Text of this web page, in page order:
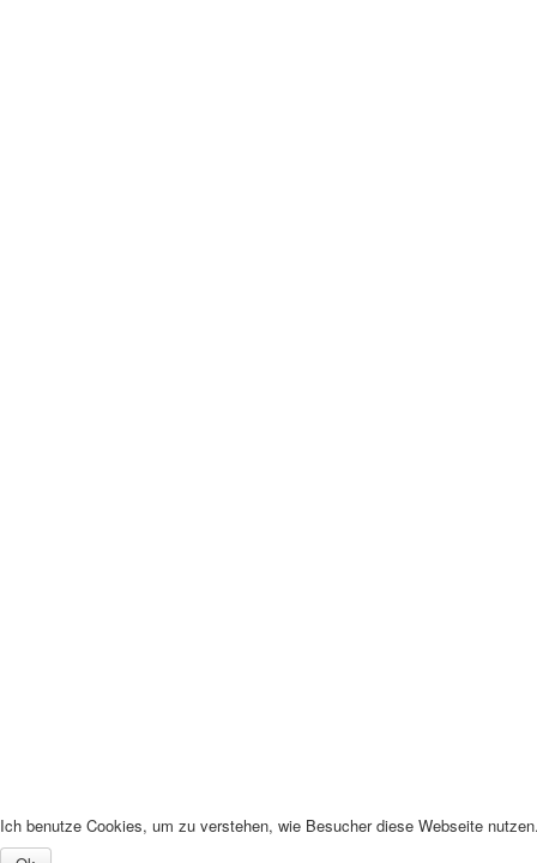
Ich benutze Cookies, um zu verstehen, wie Besucher diese Webseite